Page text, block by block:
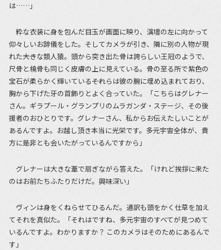
は……」
粋な衣装に身を包んだ目玉が画面に映り、演壇の左に向かって
仰々しいお辞儀をした。そしてカメラが引き、隣に別の人物が現
れた――大きな類人猿。頭から突き出た骨は誇らしい王冠のようで、
尺骨と橈骨も同じく皮膚の上に見えている。骨の至る所で紫色の
宝石が柔らかく輝いている――それらは彼の腕に埋め込まれており、
胸から下げた牙の首飾りとよく合っていた。「こちらはグレナー
さん。ギラプール・グランプリのムラガンダ・ステージ、その後
援者のおひとりです。グレナーさん、私からお伝えたしいことが
あるんですよ。お越し頂き本当に光栄です。多元宇宙全体が、貴
方に是非とも会いたがっているんですから」
グレナーは大きな葦で扇ぎながら答えた。「けれど挨拶に来た
のはお前たちふたりだけだ。興味深い」
ヴィンは身をくねらせてひるんだ。通訳も頭をかく仕草を加え
てそれを真似た。「それはですね、多元宇宙のすべてが見つめて
いるんですよ。わかりますか？ このカメラはそのためにあるんで
す」